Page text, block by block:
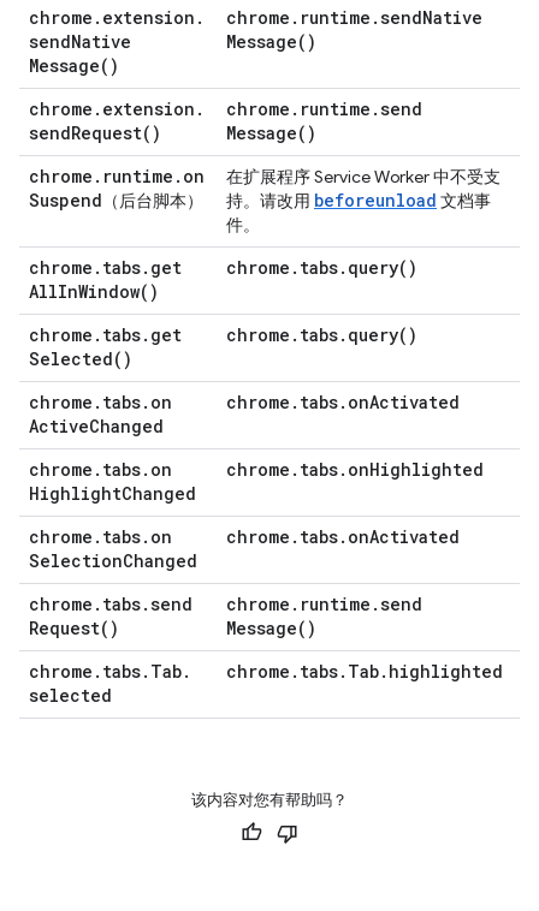
chrome . extension .
sendNative
Message( )
chrome . runtime .sendNative
Message( )
chrome . extension .
sendRequest( )
chrome . runtime .send
Message( )
chrome . runtime . on
Suspend （后台脚本）
在扩展程序 Service Worker 中不受支
持。请改用 beforeunload 文档事
件。
chrome . tabs. get
AllInWindow( )
chrome . tabs. query( )
chrome . tabs. get
Selected( )
chrome . tabs. query( )
chrome . tabs. on
ActiveChanged
chrome . tabs. onActivated
chrome . tabs. on
HighlightChanged
chrome . tabs. onHighlighted
chrome . tabs. on
SelectionChanged
chrome . tabs. onActivated
chrome . tabs.send
Request( )
chrome . runtime .send
Message( )
chrome . tabs. Tab.
selected
chrome . tabs. Tab. highlighted
该内容对您有帮助吗？